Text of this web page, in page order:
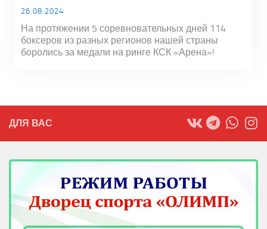
26.08.2024
На протяжении 5 соревновательных дней 114
боксеров из разных регионов нашей страны
боролись за медали на ринге КСК «Арена»!
ДЛЯ ВАС